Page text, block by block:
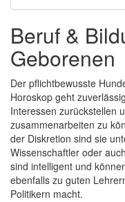
Beruf &
Geborenen
Der pflichtbewusste
Horoskop geht
Interessen zurückstellen
zusammenarbeiten zu
der Diskretion sind sie
Wissenschaftler oder
sind intelligent und
ebenfalls zu guten
Politikern macht.